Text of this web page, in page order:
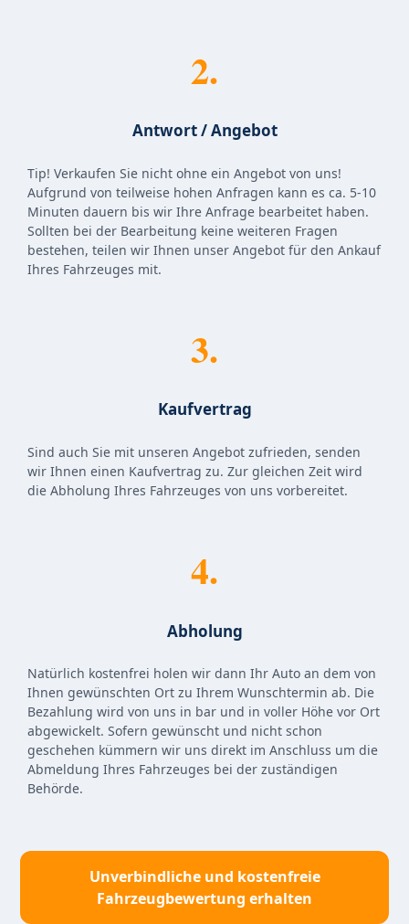
2.
Antwort / Angebot
Tip! Verkaufen Sie nicht ohne ein Angebot von uns!
Aufgrund von teilweise hohen Anfragen kann es ca. 5-10
Minuten dauern bis wir Ihre Anfrage bearbeitet haben.
Sollten bei der Bearbeitung keine weiteren Fragen
bestehen, teilen wir Ihnen unser Angebot für den Ankauf
Ihres Fahrzeuges mit.
3.
Kaufvertrag
Sind auch Sie mit unseren Angebot zufrieden, senden
wir Ihnen einen Kaufvertrag zu. Zur gleichen Zeit wird
die Abholung Ihres Fahrzeuges von uns vorbereitet.
4.
Abholung
Natürlich kostenfrei holen wir dann Ihr Auto an dem von
Ihnen gewünschten Ort zu Ihrem Wunschtermin ab. Die
Bezahlung wird von uns in bar und in voller Höhe vor Ort
abgewickelt. Sofern gewünscht und nicht schon
geschehen kümmern wir uns direkt im Anschluss um die
Abmeldung Ihres Fahrzeuges bei der zuständigen
Behörde.
Unverbindliche und kostenfreie
Fahrzeugbewertung erhalten